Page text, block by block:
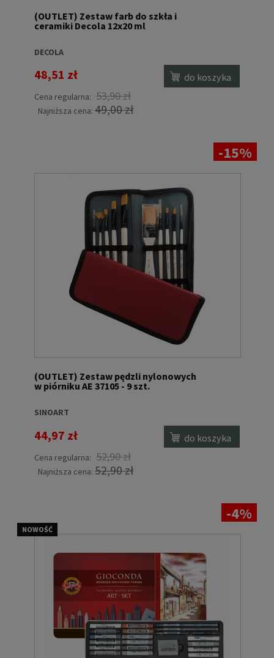
(OUTLET) Zestaw farb do szkła i
ceramiki Decola 12x20 ml
DECOLA
48,51 zł
Cena regularna: 53,90 zł
Najniższa cena: 49,00 zł
do koszyka
(OUTLET) Zestaw pędzli nylonowych
w piórniku AE 37105 - 9 szt.
SINOART
44,97 zł
Cena regularna: 52,90 zł
Najniższa cena: 52,90 zł
do koszyka
-15%
-4%
NOWOŚĆ